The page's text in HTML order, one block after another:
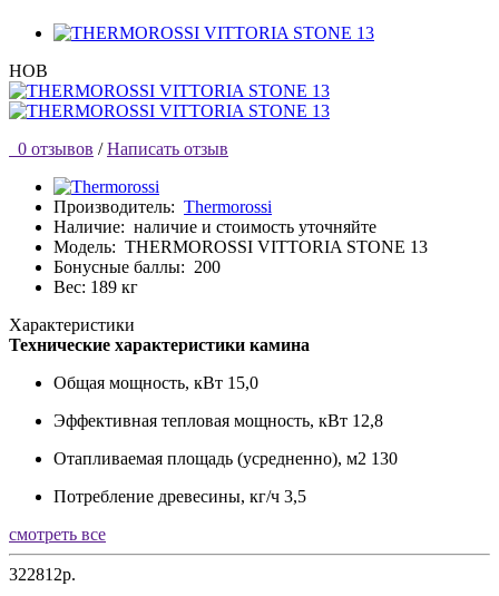
НОВ
0 отзывов / Написать отзыв
Производитель: Thermorossi
Наличие: наличие и стоимость уточняйте
Модель: THERMOROSSI VITTORIA STONE 13
Бонусные баллы: 200
Вес: 189 кг
Характеристики
Технические характеристики камина
Общая мощность, кВт 15,0
Эффективная тепловая мощность, кВт 12,8
Отапливаемая площадь (усредненно), м2 130
Потребление древесины, кг/ч 3,5
смотреть все
322812р.